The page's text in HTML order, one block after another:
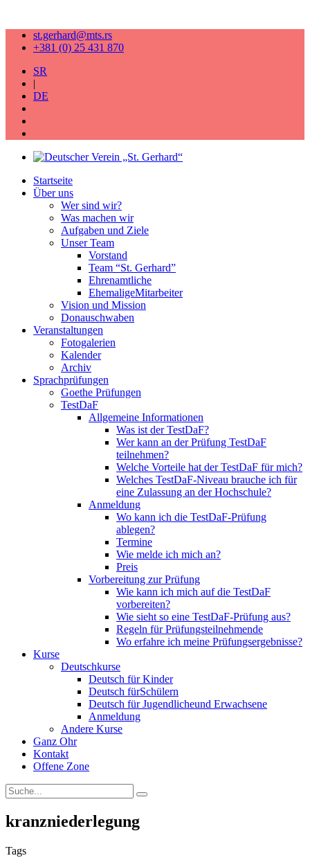
st.gerhard@mts.rs
+381 (0) 25 431 870
SR
|
DE
Startseite
Über uns
Wer sind wir?
Was machen wir
Aufgaben und Ziele
Unser Team
Vorstand
Team “St. Gerhard”
Ehrenamtliche
EhemaligeMitarbeiter
Vision und Mission
Donauschwaben
Veranstaltungen
Fotogalerien
Kalender
Archiv
Sprachprüfungen
Goethe Prüfungen
TestDaF
Allgemeine Informationen
Was ist der TestDaF?
Wer kann an der Prüfung TestDaF
teilnehmen?
Welche Vorteile hat der TestDaF für mich?
Welches TestDaF-Niveau brauche ich für
eine Zulassung an der Hochschule?
Anmeldung
Wo kann ich die TestDaF-Prüfung
ablegen?
Termine
Wie melde ich mich an?
Preis
Vorbereitung zur Prüfung
Wie kann ich mich auf die TestDaF
vorbereiten?
Wie sieht so eine TestDaF-Prüfung aus?
Regeln für Prüfungsteilnehmende
Wo erfahre ich meine Prüfungsergebnisse?
Kurse
Deutschkurse
Deutsch für Kinder
Deutsch fürSchülern
Deutsch für Jugendlicheund Erwachsene
Anmeldung
Andere Kurse
Ganz Ohr
Kontakt
Offene Zone
kranzniederlegung
Tags